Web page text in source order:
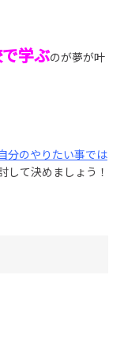
学ぶのが夢が叶
分のやりたい事では
して決めましょう！